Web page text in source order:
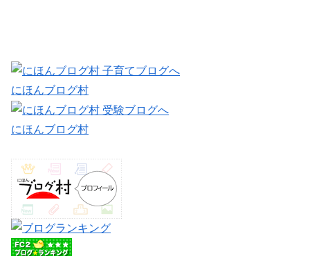
にほんブログ村
にほんブログ村